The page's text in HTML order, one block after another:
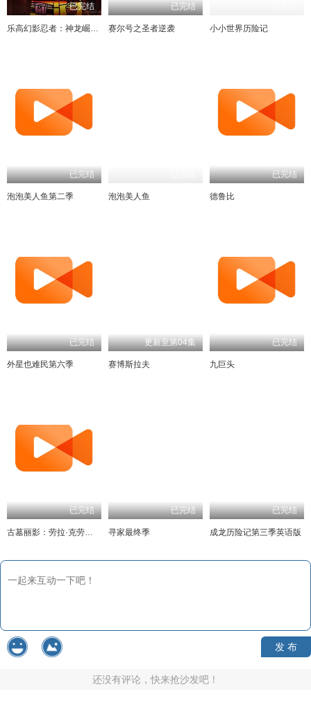
已完结
乐高幻影忍者：神龙崛起第三季
已完结
赛尔号之圣者逆袭 小小世界历险记
已完结
泡泡美人鱼第二季 泡泡美人鱼
已完结
德鲁比
已完结
外星也难民第六季
更新至第04集
赛博斯拉夫
已完结
九巨头
已完结
古墓丽影：劳拉·克劳馥传奇 第二季
已完结
寻家最终季
已完结
成龙历险记第三季英语版
发 布
还没有评论，快来抢沙发吧！